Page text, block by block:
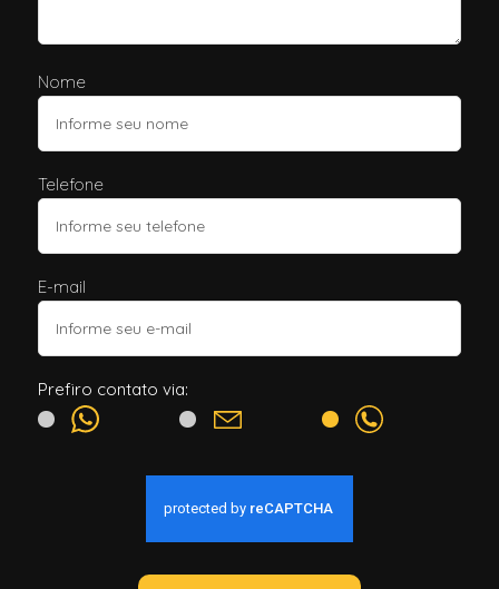
Nome
Telefone
E-mail
Prefiro contato via: